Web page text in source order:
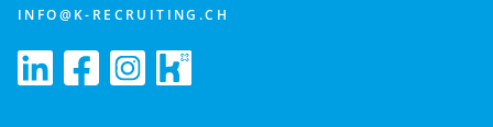
INFO@K-RECRUITING.CH